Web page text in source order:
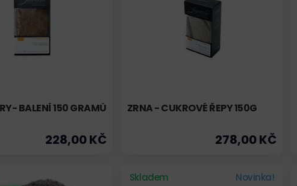
BALENÍ 150 GRAMŮ
228,00 KČ
ZRNA - CUKROVÉ ŘEPY 150G
278,00 KČ
Skladem Novinka!